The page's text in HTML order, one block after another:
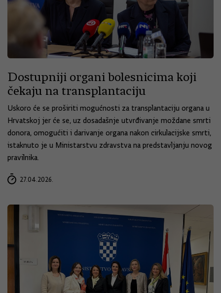
Dostupniji organi bolesnicima koji
čekaju na transplantaciju
Uskoro će se proširiti mogućnosti za transplantaciju organa u
Hrvatskoj jer će se, uz dosadašnje utvrđivanje moždane smrti
donora, omogućiti i darivanje organa nakon cirkulacijske smrti,
istaknuto je u Ministarstvu zdravstva na predstavljanju novog
pravilnika.
27.04.2026.